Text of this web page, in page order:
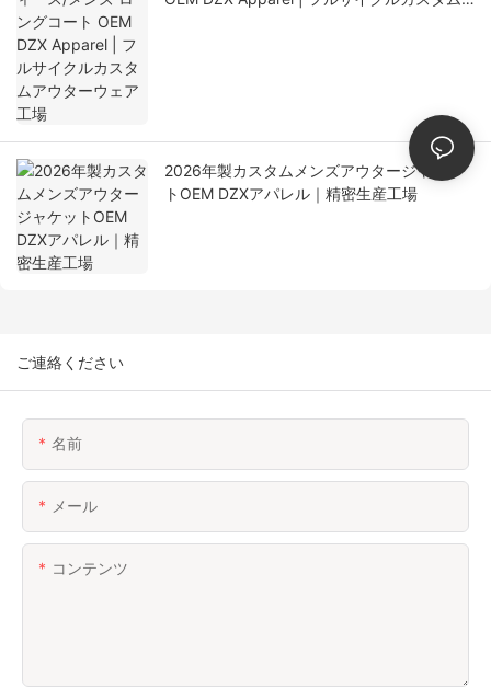
2026年製カスタムメンズアウタージャケッ
トOEM DZXアパレル｜精密生産工場
ご連絡ください
名前
メール
コンテンツ